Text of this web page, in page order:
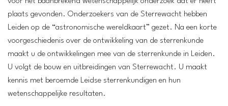
Donderdag 1 december van 20.00 tot 22.45 uur
Entree:
4 euro per persoon (inclusief een kopje koffie of
thee)
plaats gevonden. Onderzoekers van de Sterrewacht hebben
Leiden op de “astronomische wereldkaart” gezet. Na een korte
voorgeschiedenis over de ontwikkeling van de sterrenkunde
maakt u de ontwikkelingen mee van de sterrenkunde in Leiden.
U volgt de bouw en uitbreidingen van Sterrewacht. U maakt
kennis met beroemde Leidse sterrenkundigen en hun
wetenschappelijke resultaten.